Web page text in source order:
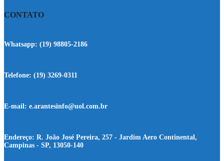
CONTATO
Whatsapp: (19) 98805-2186
Telefone: (19) 3269-0311
E-mail: e.arantesinfo@uol.com.br
Endereço: R. João José Pereira, 257 - Jardim Aero Continental,
Campinas - SP, 13050-140